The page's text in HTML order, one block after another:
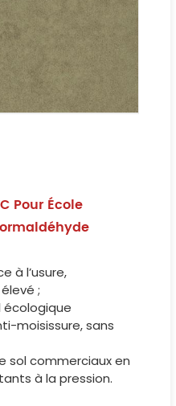
Pour École
à l’usure,
;
moisissure, sans
sol commerciaux en
à la pression.